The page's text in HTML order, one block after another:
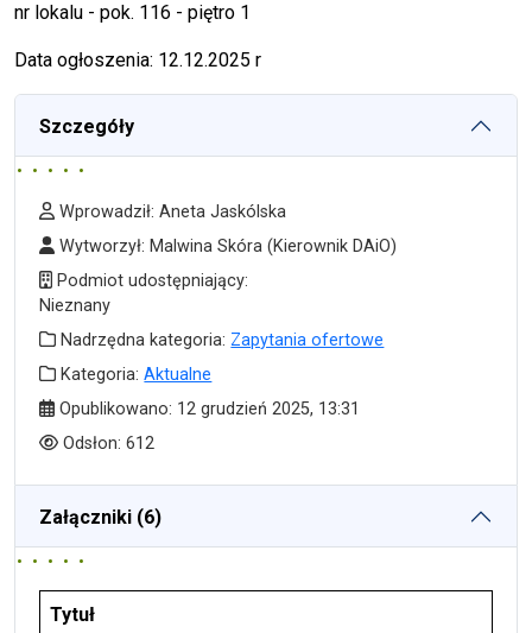
nr lokalu - pok. 116 - piętro 1
Data ogłoszenia: 12.12.2025 r
Szczegóły
Wprowadził
Wprowadził: Aneta Jaskólska
Wytworzył
Wytworzył: Malwina Skóra(Kierownik DAiO)
Podmiot udostępniający
Podmiot udostępniający:
Nieznany
Nadrzędna kategoria
Nadrzędna kategoria: Zapytania ofertowe
Kategoria
Kategoria: Aktualne
Data publikacji
Opublikowano: 12 grudzień 2025, 13:31
Odsłony
Odsłon: 612
Załączniki (6)
Tytuł